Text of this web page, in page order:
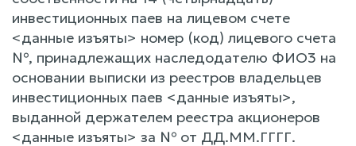
инвестиционных паев на лицевом счете
<данные изъяты> номер (код) лицевого счета
№, принадлежащих наследодателю ФИО3 на
основании выписки из реестров владельцев
инвестиционных паев <данные изъяты>,
выданной держателем реестра акционеров
<данные изъяты> за № от ДД.ММ.ГГГГ.